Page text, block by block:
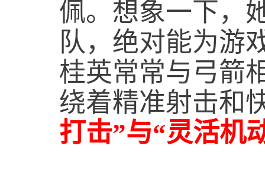
佩。想象一下，
队，绝对能为游
桂英常常与弓箭
绕着精准射击和
打击”与“灵活机